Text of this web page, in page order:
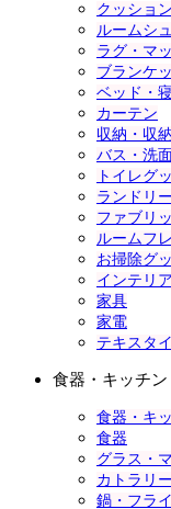
クッション
ルームシ
ラグ・マ
ブランケ
ベッド・
カーテン
収納・収
バス・洗
トイレグ
ランドリ
ファブリ
ルームフ
お掃除グ
インテリ
家具
家電
テキスタ
食器・キッチン
食器・キ
食器
グラス・
カトラリー
鍋・フラ